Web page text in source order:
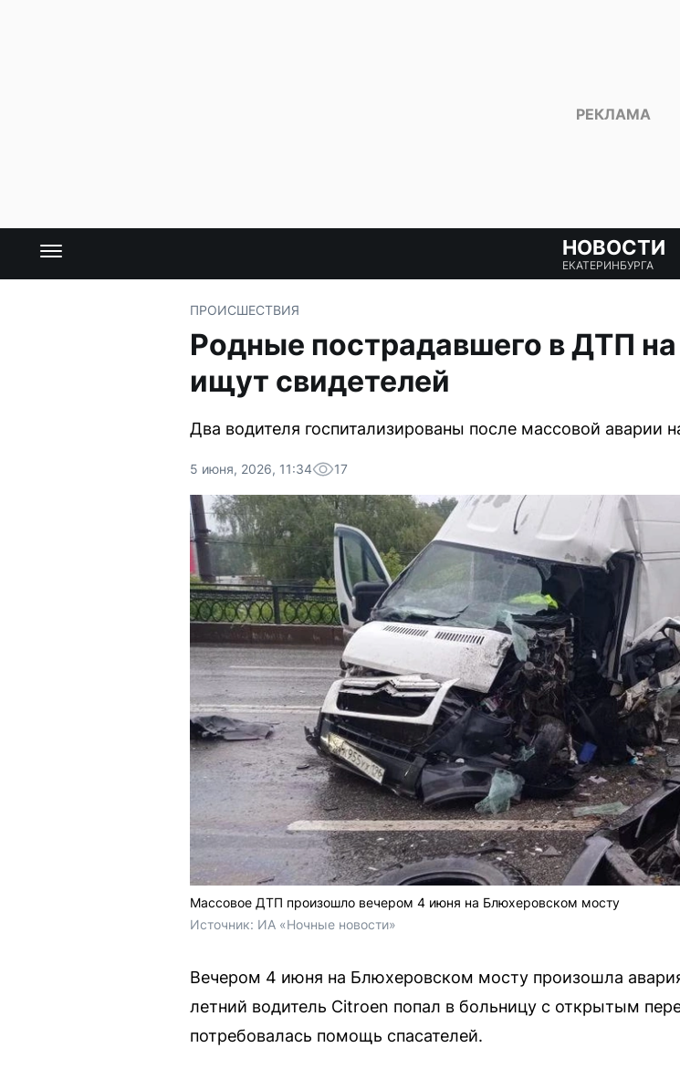
НОВОСТИ
ЕКАТЕРИНБУРГА
ПРОИСШЕСТВИЯ
Родные пострадавшего в ДТП
ищут свидетелей
Два водителя госпитализированы после массовой аварии
5 июня, 2026, 11:34 17
Массовое ДТП произошло вечером 4 июня на Блюхеровском мосту
Источник: ИА «Ночные новости»
Вечером 4 июня на Блюхеровском мосту произошла
летний водитель Citroen попал в больницу с открытым
потребовалась помощь спасателей.